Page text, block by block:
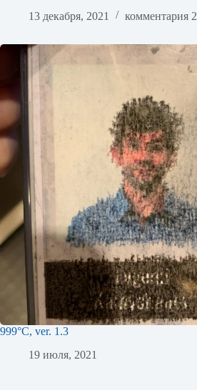
13 декабря, 2021
комментария 2
999°C, ver. 1.3
19 июля, 2021